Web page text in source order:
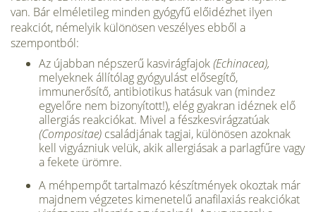
van. Bár elmé­letileg minden gyógyfű előidézhet ilyen
reakciót, némelyik kü­lönösen veszélyes ebből a
szempontból:
Az újabban népszerű kasvirágfajok(Echinacea),
melyek­nek állítólag gyógyulást elősegítő,
immunerősítő, antibiotikus hatásuk van (mindez
egyelőre nem bizonyított!), elég gyakran idéznek elő
allergiás reakciókat. Mivel a fészkesvirágzatúak
(Compositae) családjának tagjai, külö­nösen azoknak
kell vigyázniuk velük, akik allergiásak a parlagfűre vagy
a fekete ürömre.
A méhpempőt tartalmazó készítmények okoztak már
majdnem végzetes kimenetelű anafilaxiás reakciókat